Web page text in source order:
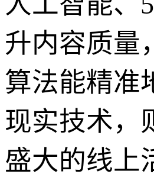
升内容质量
算法能精准
现实技术，
盛大的线上